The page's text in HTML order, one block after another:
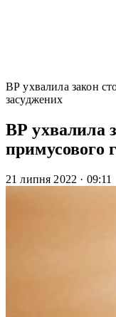
ВР ухвалила закон
засуджених
ВР ухвалила
примусового
21 липня 2022 · 09:11